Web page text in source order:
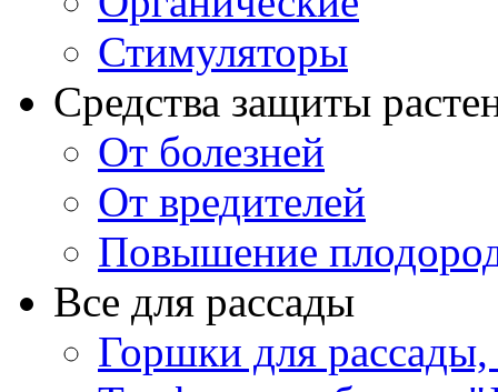
Стимуляторы
Средства защиты
От болезней
От вредителей
Повышение
Все для рассады
Горшки для рассады,